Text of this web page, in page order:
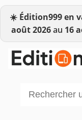
☀️ Édition999 en
août 2026au 16